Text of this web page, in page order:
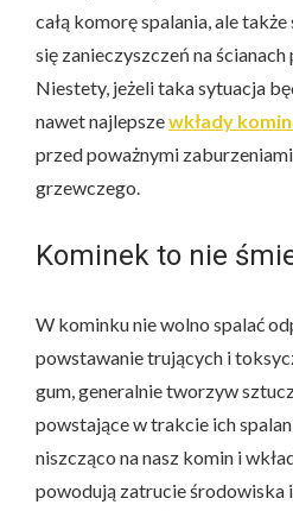
całą komorę spalania, ale
się zanieczyszczeń na
Niestety, jeżeli taka sytuacja
nawet najlepszewkłady
przed poważnymi
grzewczego.
Kominek to nie
W kominku nie wolno spalać
powstawanie trujących i
gum, generalnie tworzyw
powstające w trakcie ich
niszcząco na nasz komin i
powodują zatrucie środowiska